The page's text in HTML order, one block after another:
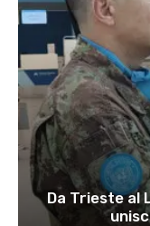
Da Trieste al